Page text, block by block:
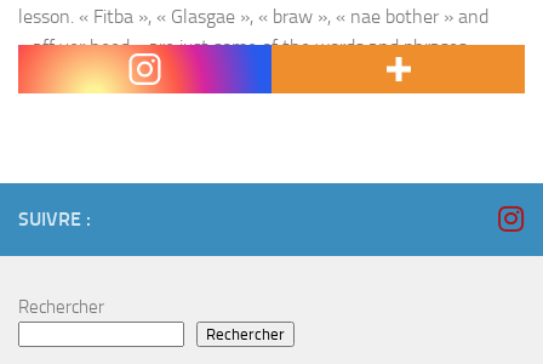
lesson. « Fitba », « Glasgae », « braw », « nae bother » and
« aff yer heed » are just some of the words and phrases
swirling around the small classroom as refugees…
SUIVRE :
Rechercher
Rechercher